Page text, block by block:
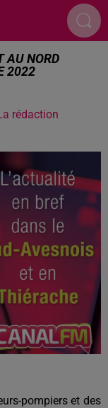
AU NORD
2022
rédaction
pompiers et des